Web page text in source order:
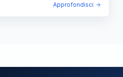
Approfondisci